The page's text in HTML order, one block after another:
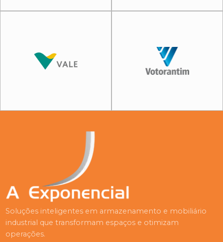
Soluções inteligentes em armazenamento e mobiliário
industrial que transformam espaços e otimizam
operações.